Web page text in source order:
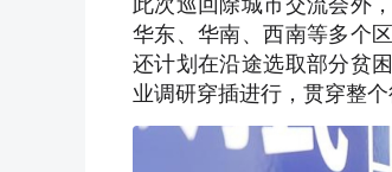
华东、华南、西南等多个
还计划在沿途选取部分贫
业调研穿插进行，贯穿整个